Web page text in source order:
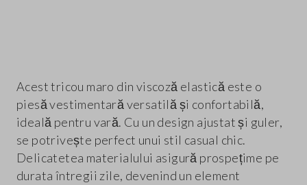
Acest tricou maro din viscoză elastică este o
piesă vestimentară versatilă și confortabilă,
ideală pentru vară. Cu un design ajustat și guler,
se potrivește perfect unui stil casual chic.
Delicatetea materialului asigură prospețime pe
durata întregii zile, devenind un element